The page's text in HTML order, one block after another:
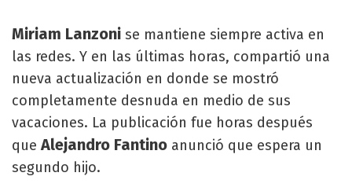
Miriam Lanzoni se mantiene siempre activa en
las redes. Y en las últimas horas, compartió una
nueva actualización en donde se mostró
completamente desnuda en medio de sus
vacaciones. La publicación fue horas después
queAlejandro Fantino anunció que espera un
segundo hijo.